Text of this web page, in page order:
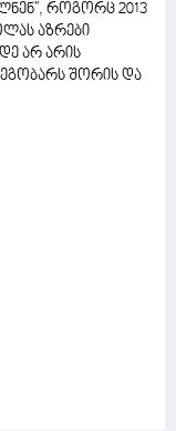
როგორც 2013
აზრები
არ არის
შორის და